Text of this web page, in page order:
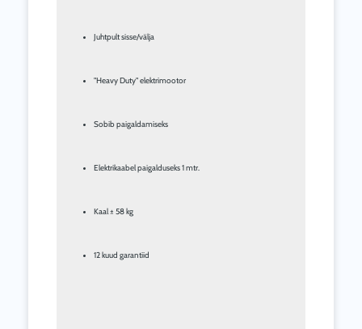
Juhtpult sisse/välja
"Heavy Duty" elektrimootor
Sobib paigaldamiseks
Elektrikaabel paigalduseks 1 mtr.
Kaal ± 58 kg
12 kuud garantiid